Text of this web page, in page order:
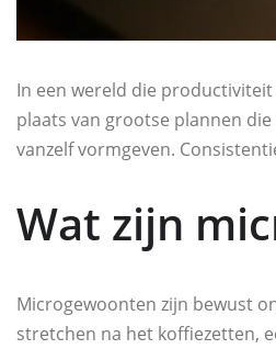
In een wereld die
plaats van grootse plannen
vanzelf vormgeven.
Wat zijn
Microgewoonten zijn bewust
stretchen na het koffiezetten,